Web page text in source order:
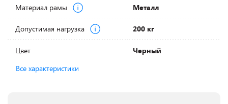
Материал рамы Металл
Допустимая нагрузка 200 кг
Цвет
Черный
Все характеристики